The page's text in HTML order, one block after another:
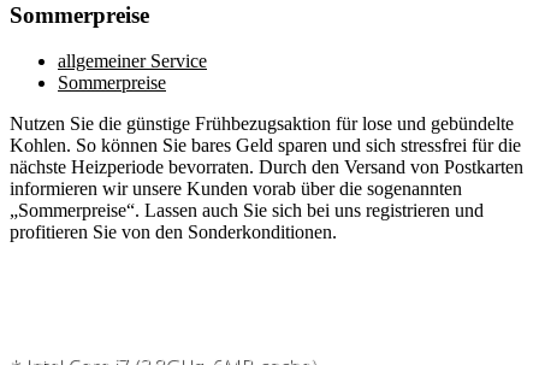
Sommerpreise
allgemeiner Service
Sommerpreise
Nutzen Sie die günstige Frühbezugsaktion für lose und gebündelte
Kohlen. So können Sie bares Geld sparen und sich stressfrei für die
nächste Heizperiode bevorraten. Durch den Versand von Postkarten
informieren wir unsere Kunden vorab über die sogenannten
„Sommerpreise“. Lassen auch Sie sich bei uns registrieren und
profitieren Sie von den Sonderkonditionen.